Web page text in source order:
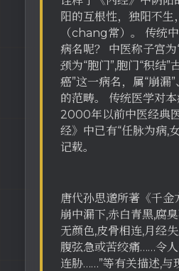
阳的互根性，独阳不生
（chang常）。 传统
病名呢？ 中医称子宫为
颈为“胞门”,胞门“积结”
癌”这一病名，属“崩漏
的范畴。 传统医学对
2000年以前中医经典
经》中已有“任脉为病,
记载。
唐代孙思邈所著《千金
崩中漏下,赤白青黑,腐
无颜色,皮骨相连,月经
腹弦急或苦绞痛……令
连胁……”等有关描述,与